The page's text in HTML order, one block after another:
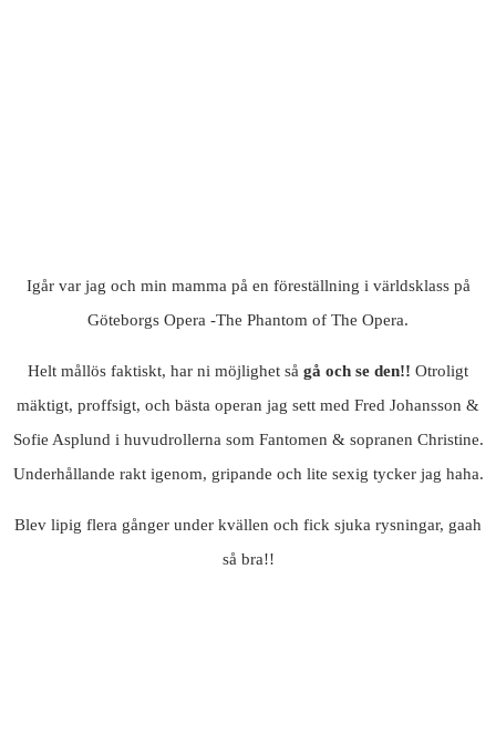
Igår var jag och min mamma på en föreställning i världsklass på
Göteborgs Opera -The Phantom of The Opera.
Helt mållös faktiskt, har ni möjlighet så gå och se den!! Otroligt
mäktigt, proffsigt, och bästa operan jag sett med Fred Johansson &
Sofie Asplund i huvudrollerna som Fantomen & sopranen Christine.
Underhållande rakt igenom, gripande och lite sexig tycker jag haha.
Blev lipig flera gånger under kvällen och fick sjuka rysningar, gaah
så bra!!